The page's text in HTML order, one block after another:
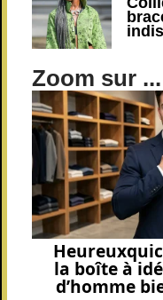
Zoom sur ...
la boîte à
d’homme